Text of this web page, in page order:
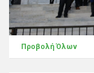
Προβολή Όλων